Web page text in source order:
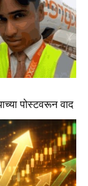
पोस्टवरून वाद